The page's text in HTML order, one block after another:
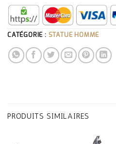
CATÉGORIE : STATUE HOMME
PRODUITS SIMILAIRES